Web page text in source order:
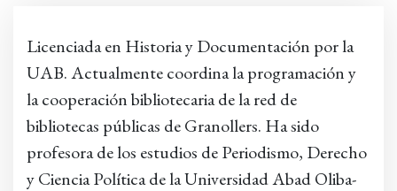
Licenciada en Historia y Documentación por la
UAB. Actualmente coordina la programación y
la cooperación bibliotecaria de la red de
bibliotecas públicas de Granollers. Ha sido
profesora de los estudios de Periodismo, Derecho
y Ciencia Política de la Universidad Abad Oliba-